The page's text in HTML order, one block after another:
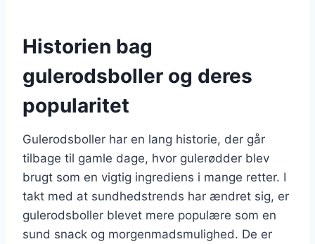
Historien bag
gulerodsboller og deres
popularitet
Gulerodsboller har en lang historie, der går
tilbage til gamle dage, hvor gulerødder blev
brugt som en vigtig ingrediens i mange retter. I
takt med at sundhedstrends har ændret sig, er
gulerodsboller blevet mere populære som en
sund snack og morgenmadsmulighed. De er